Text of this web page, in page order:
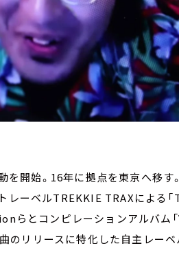
を開始。16年に拠点を東京へ移
ーベルTREKKIE TRAXによる「
らとコンピレーションアルバム「
のリリースに特化した自主レーベ